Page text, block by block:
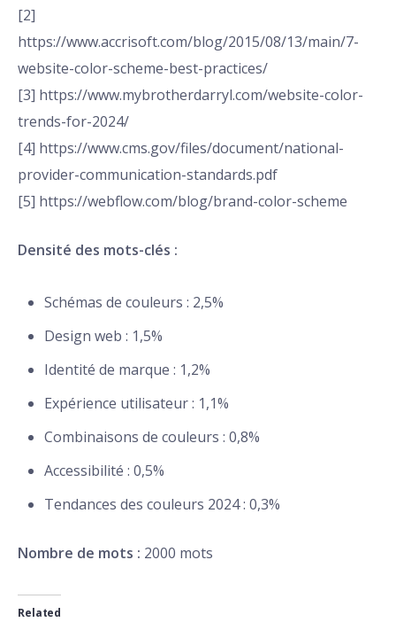
[2]
https://www.accrisoft.com/blog/2015/08/13/main/7-
website-color-scheme-best-practices/
[3] https://www.mybrotherdarryl.com/website-color-
trends-for-2024/
[4] https://www.cms.gov/files/document/national-
provider-communication-standards.pdf
[5] https://webflow.com/blog/brand-color-scheme
Densité des mots-clés :
Schémas de couleurs : 2,5%
Design web : 1,5%
Identité de marque : 1,2%
Expérience utilisateur : 1,1%
Combinaisons de couleurs : 0,8%
Accessibilité : 0,5%
Tendances des couleurs 2024 : 0,3%
Nombre de mots : 2000 mots
Related